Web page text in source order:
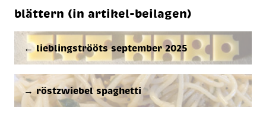
blättern (in artikel-beilagen)
← lieblingströöts september 2025
→ röstzwiebel spaghetti